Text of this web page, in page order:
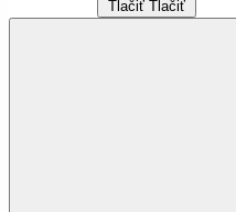
Tlačiť Tlačiť